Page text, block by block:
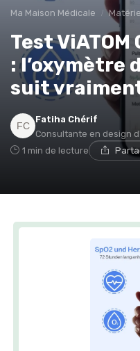
Ma Maison Médicale
Test ViATOM
: l’oxymètre
suit
Fatiha Chérif
Consultante en design
1 min de lecture